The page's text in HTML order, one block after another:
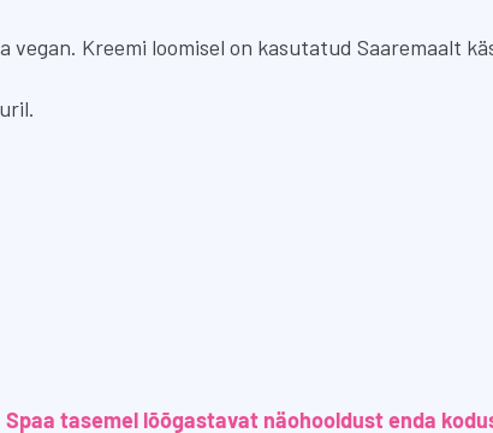
vegan. Kreemi loomisel on kasutatud Saaremaalt
tasemel lõõgastavat näohooldust enda